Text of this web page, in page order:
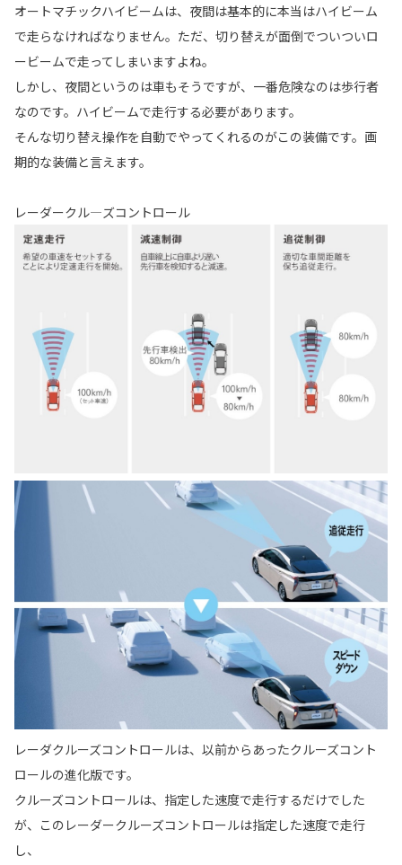
オートマチックハイビームは、夜間は基本的に本当はハイビーム
で走らなければなりません。ただ、切り替えが面倒でついついロ
ービームで走ってしまいますよね。
しかし、夜間というのは車もそうですが、一番危険なのは歩行者
なのです。ハイビームで走行する必要があります。
そんな切り替え操作を自動でやってくれるのがこの装備です。画
期的な装備と言えます。
レーダークル―ズコントロール
レーダクルーズコントロールは、以前からあったクルーズコント
ロールの進化版です。
クルーズコントロールは、指定した速度で走行するだけでした
が、このレーダークルーズコントロールは指定した速度で走行
し、